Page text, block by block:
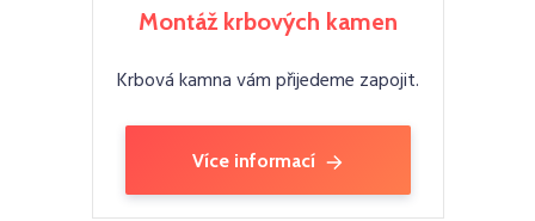
Montáž krbových kamen
Krbová kamna vám přijedeme zapojit.
Více informací